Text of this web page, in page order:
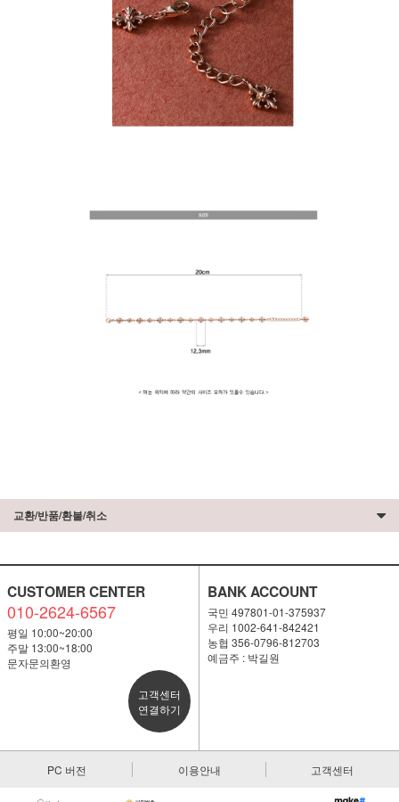
교환/반품/환불/취소
CUSTOMER CENTER
010-2624-6567
평일 10:00~20:00
주말 13:00~18:00
문자문의환영
고객센터
연결하기
BANK ACCOUNT
국민 497801-01-375937
우리 1002-641-842421
농협 356-0796-812703
예금주 : 박길원
PC 버전 이용안내 고객센터